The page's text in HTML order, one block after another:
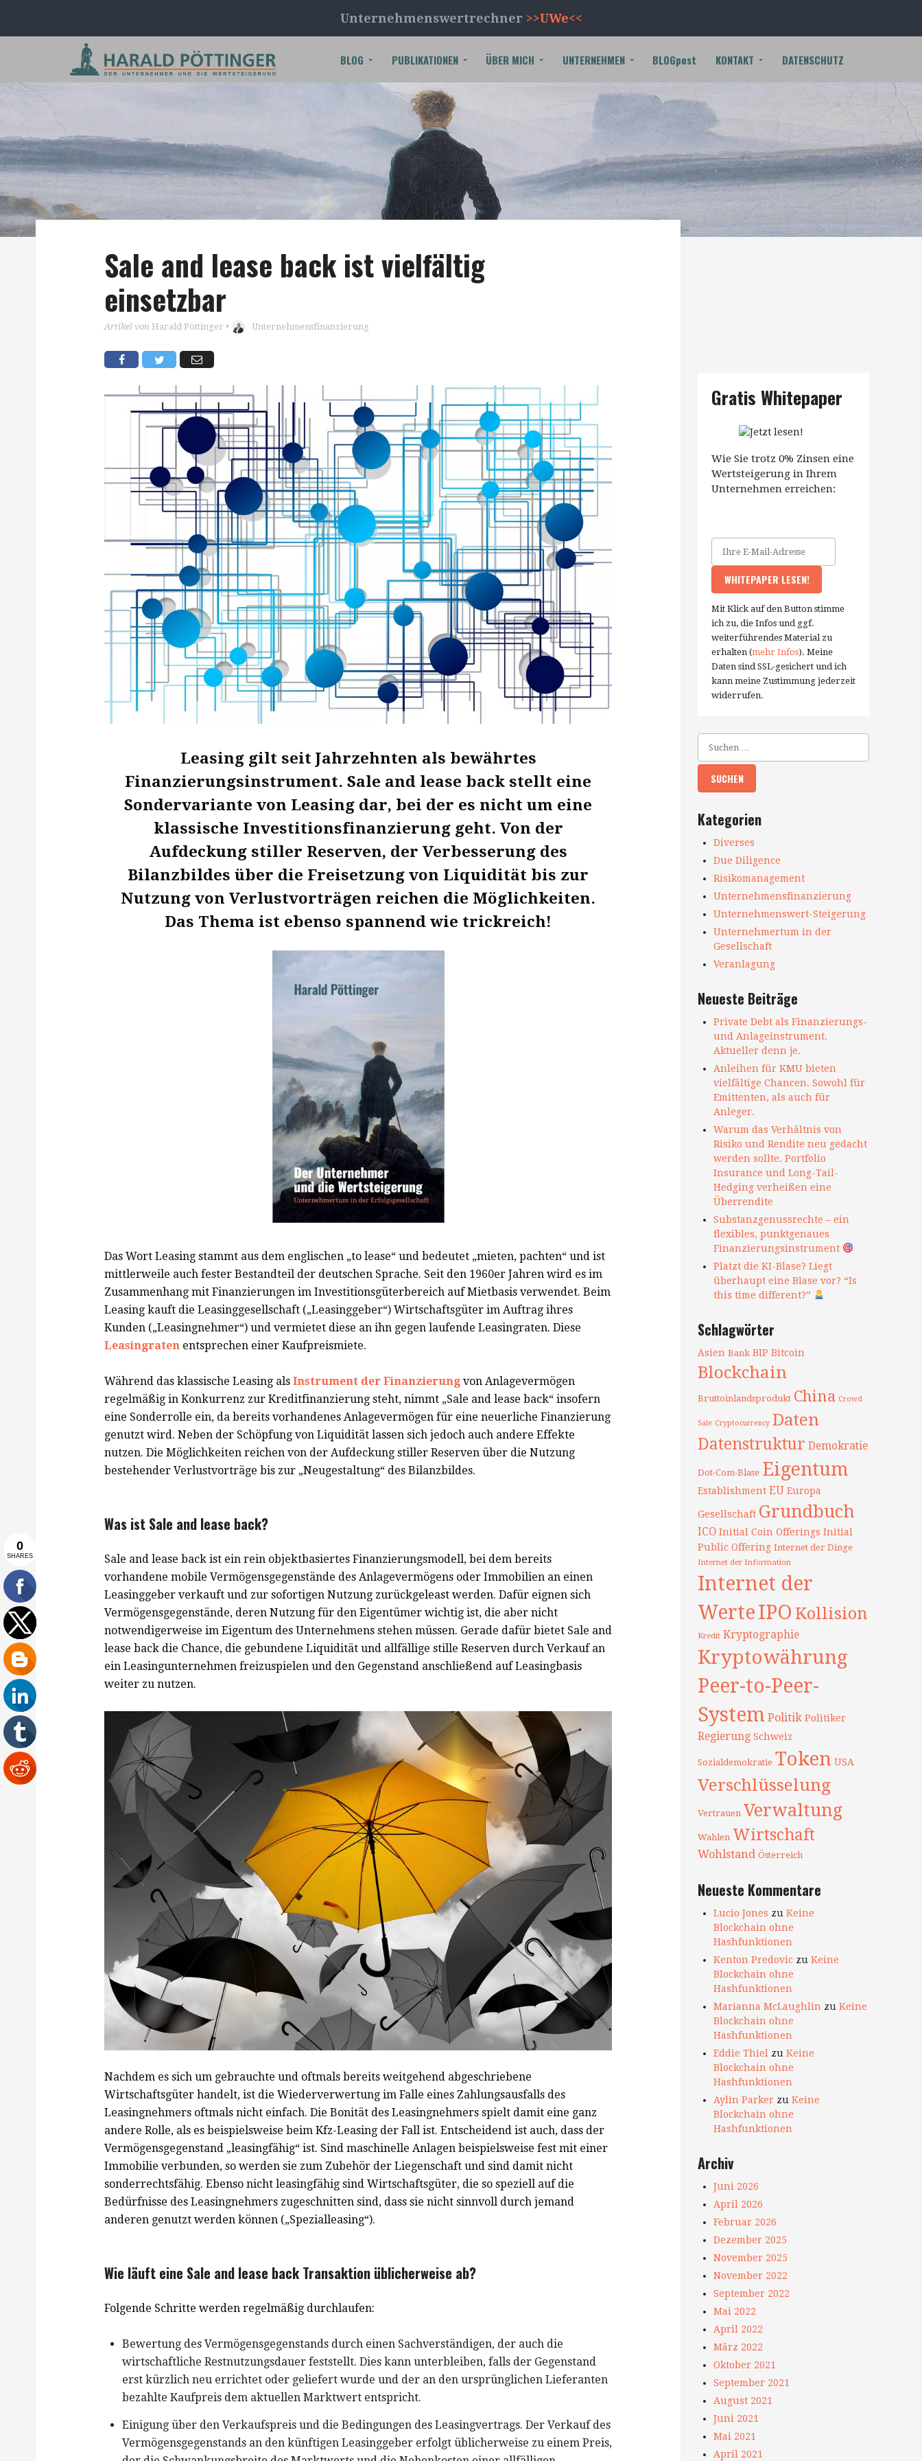
Unternehmenswertrechner >>UWe<<
BLOG PUBLIKATIONEN ÜBER MICH UNTERNEHMEN BLOGpost KONTAKT DATENSCHUTZ
Sale and lease back ist vielfältig
einsetzbar
Artikel von Harald Pöttinger • Unternehmensfinanzierung
Leasing gilt seit Jahrzehnten als bewährtes
Finanzierungsinstrument. Sale and lease back stellt eine
Sondervariante von Leasing dar, bei der es nicht um eine
klassische Investitionsfinanzierung geht. Von der
Aufdeckung stiller Reserven, der Verbesserung des
Bilanzbildes über die Freisetzung von Liquidität bis zur
Nutzung von Verlustvorträgen reichen die Möglichkeiten.
Das Thema ist ebenso spannend wie trickreich!
Das Wort Leasing stammt aus dem englischen „to lease“ und bedeutet „mieten, pachten“ und ist
mittlerweile auch fester Bestandteil der deutschen Sprache. Seit den 1960er Jahren wird es im
Zusammenhang mit Finanzierungen im Investitionsgüterbereich auf Mietbasis verwendet. Beim
Leasing kauft die Leasinggesellschaft („Leasinggeber“) Wirtschaftsgüter im Auftrag ihres
Kunden („Leasingnehmer“) und vermietet diese an ihn gegen laufende Leasingraten. Diese
Leasingraten entsprechen einer Kaufpreismiete.
Während das klassische Leasing als Instrument der Finanzierung von Anlagevermögen
regelmäßig in Konkurrenz zur Kreditfinanzierung steht, nimmt „Sale and lease back“ insofern
eine Sonderrolle ein, da bereits vorhandenes Anlagevermögen für eine neuerliche Finanzierung
genutzt wird. Neben der Schöpfung von Liquidität lassen sich jedoch auch andere Effekte
nutzen. Die Möglichkeiten reichen von der Aufdeckung stiller Reserven über die Nutzung
bestehender Verlustvorträge bis zur „Neugestaltung“ des Bilanzbildes.
Was ist Sale and lease back?
Sale and lease back ist ein rein objektbasiertes Finanzierungsmodell, bei dem bereits
vorhandene mobile Vermögensgegenstände des Anlagevermögens oder Immobilien an einen
Leasinggeber verkauft und zur sofortigen Nutzung zurückgeleast werden. Dafür eignen sich
Vermögensgegenstände, deren Nutzung für den Eigentümer wichtig ist, die aber nicht
notwendigerweise im Eigentum des Unternehmens stehen müssen. Gerade dafür bietet Sale and
lease back die Chance, die gebundene Liquidität und allfällige stille Reserven durch Verkauf an
ein Leasingunternehmen freizuspielen und den Gegenstand anschließend auf Leasingbasis
weiter zu nutzen.
Nachdem es sich um gebrauchte und oftmals bereits weitgehend abgeschriebene
Wirtschaftsgüter handelt, ist die Wiederverwertung im Falle eines Zahlungsausfalls des
Leasingnehmers oftmals nicht einfach. Die Bonität des Leasingnehmers spielt damit eine ganz
andere Rolle, als es beispielsweise beim Kfz-Leasing der Fall ist. Entscheidend ist auch, dass der
Vermögensgegenstand „leasingfähig“ ist. Sind maschinelle Anlagen beispielsweise fest mit einer
Immobilie verbunden, so werden sie zum Zubehör der Liegenschaft und sind damit nicht
sonderrechtsfähig. Ebenso nicht leasingfähig sind Wirtschaftsgüter, die so speziell auf die
Bedürfnisse des Leasingnehmers zugeschnitten sind, dass sie nicht sinnvoll durch jemand
anderen genutzt werden können („Spezialleasing“).
Wie läuft eine Sale and lease back Transaktion üblicherweise ab?
Folgende Schritte werden regelmäßig durchlaufen:
Bewertung des Vermögensgegenstands durch einen Sachverständigen, der auch die
wirtschaftliche Restnutzungsdauer feststellt. Dies kann unterbleiben, falls der Gegenstand
erst kürzlich neu errichtet oder geliefert wurde und der an den ursprünglichen Lieferanten
bezahlte Kaufpreis dem aktuellen Marktwert entspricht.
Einigung über den Verkaufspreis und die Bedingungen des Leasingvertrags. Der Verkauf des
Vermögensgegenstands an den künftigen Leasinggeber erfolgt üblicherweise zu einem Preis,
Gratis Whitepaper
Wie Sie trotz 0% Zinsen eine
Wertsteigerung in Ihrem
Unternehmen erreichen:
Mit Klick auf den Button stimme
ich zu, die Infos und ggf.
weiterführendes Material zu
erhalten (mehr Infos). Meine
Daten sind SSL-gesichert und ich
kann meine Zustimmung jederzeit
widerrufen.
Kategorien
Diverses
Due Diligence
Risikomanagement
Unternehmensfinanzierung
Unternehmenswert-Steigerung
Unternehmertum in der
Gesellschaft
Veranlagung
Neueste Beiträge
Private Debt als Finanzierungs-
und Anlageinstrument.
Aktueller denn je.
Anleihen für KMU bieten
vielfältige Chancen. Sowohl für
Emittenten, als auch für
Anleger.
Warum das Verhältnis von
Risiko und Rendite neu gedacht
werden sollte. Portfolio
Insurance und Long-Tail-
Hedging verheißen eine
Überrendite
Substanzgenussrechte – ein
flexibles, punktgenaues
Finanzierungsinstrument
Platzt die KI-Blase? Liegt
überhaupt eine Blase vor? “Is
this time different?”
Schlagwörter
Asien Bank BIP Bitcoin
Blockchain
Bruttoinlandsprodukt China Crowd
Sale Cryptocurrency Daten
Datenstruktur Demokratie
Dot-Com-Blase Eigentum
Establishment EU Europa
Gesellschaft Grundbuch
ICO Initial Coin Offerings Initial
Public Offering Internet der Dinge
Internet der Information
Internet der
WerteIPO Kollision
Kredit Kryptographie
Kryptowährung
Peer-to-Peer-
System Politik Politiker
Regierung Schweiz
Sozialdemokratie Token USA
Verschlüsselung
Vertrauen Verwaltung
Wahlen Wirtschaft
Wohlstand Österreich
Neueste Kommentare
Lucio Jones zu Keine
Blockchain ohne
Hashfunktionen
Kenton Predoviczu Keine
Blockchain ohne
Hashfunktionen
Marianna McLaughlin zu Keine
Blockchain ohne
Hashfunktionen
Eddie Thiel zu Keine
Blockchain ohne
Hashfunktionen
Aylin Parker zu Keine
Blockchain ohne
Hashfunktionen
Archiv
Juni 2026
April 2026
Februar 2026
Dezember 2025
November 2025
November 2022
September 2022
Mai 2022
April 2022
März 2022
Oktober 2021
September 2021
August 2021
Juni 2021
Mai 2021
April 2021